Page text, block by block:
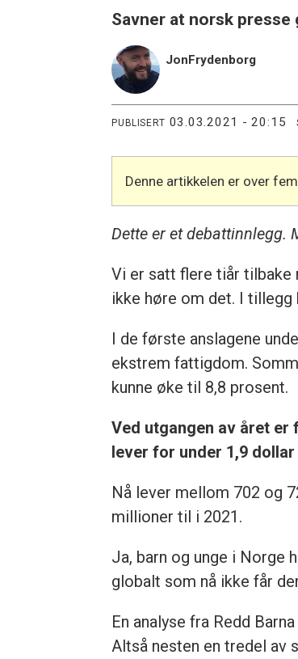
Savner at norsk presse
JonFrydenborg
PUBLISERT 03.03.2021 - 20:15
Denne artikkelen er over
Dette er et debattinnlegg.
Vi er satt flere tiår tilbake
ikke høre om det. I tillegg
I de første anslagene
ekstrem fattigdom.
kunne øke til 8,8 prosent.
Ved utgangen av året er
lever for under 1,9 dollar
Nå lever mellom 702 og
millioner til i 2021.
Ja, barn og unge i Norge
globalt som nå ikke får
En analyse fra Redd
Altså nesten en tredel av